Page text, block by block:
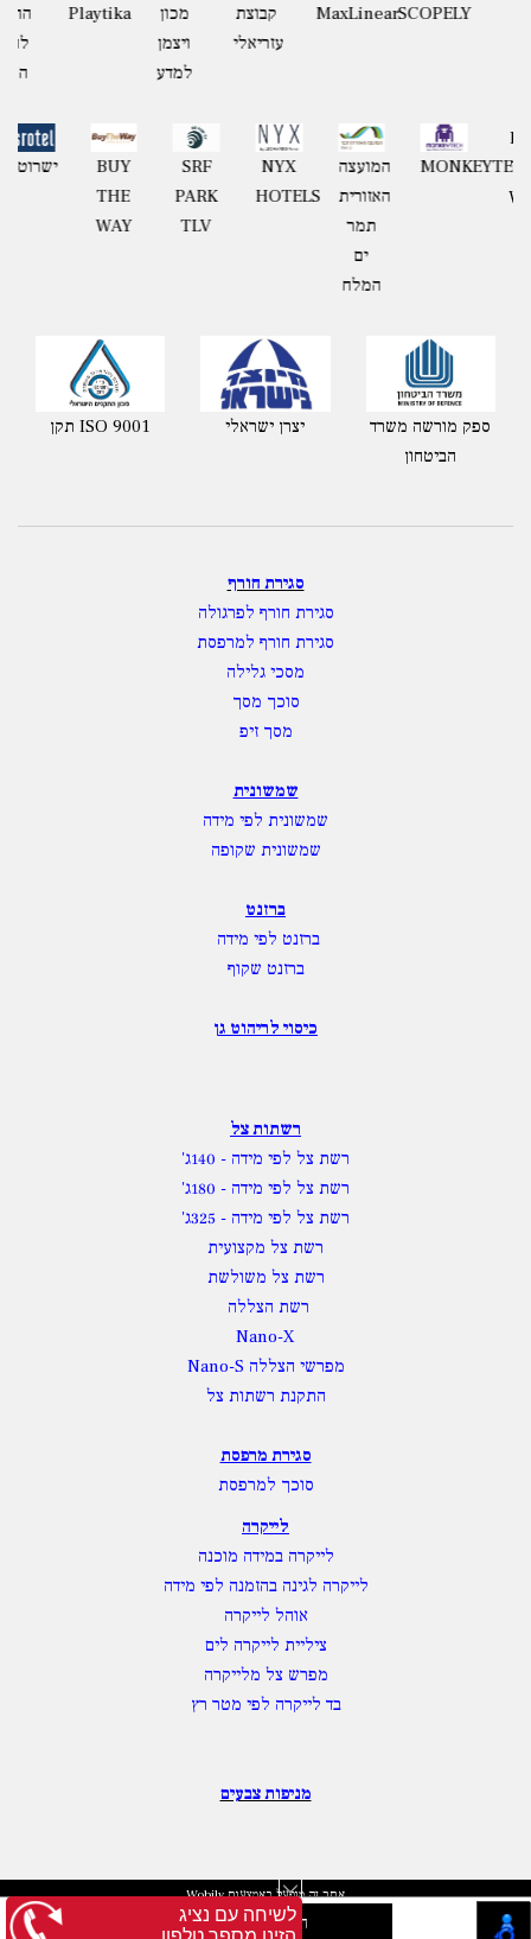
לשיחה עם נציג
Playtika
ויצמן
למדע
עזריאלי
אזורית
BUY
THE
SRF
PARK
TLV
NYX
HOTELS
המועצה
האזורית
תמר
MONKEYTECH
קבוצת
גאון
תקן ISO 9001 יצרן ישראלי
ספק מורשה משרד
הביטחון
סגירת חורף לפרגולה
סגירת חורף למרפסת
מסכי גלילה
סוכך מסך
מסך זיפ
שמשונית לפי מידה
שמשונית שקופה
ברזנט לפי מידה
ברזנט שקוף
רשת צל לפי מידה- 140ג'
רשת צל לפי מידה - 180ג'
רשת צל לפי מידה - 325ג'
רשת צל מקצועית
רשת צל משולשת
רשת הצללה
Nano-X
מפרשי הצללה Nano-S
התקנת רשתות צל
סוכך למרפסת
לייקרה במידה מוכנה
לייקרה לגינה בהזמנה לפי מידה
אוהל לייקרה
ציליית לייקרה לים
מפרש צל מלייקרה
בד לייקרה לפי מטר רץ
חנות וירטואלית | אתר אינטרנט